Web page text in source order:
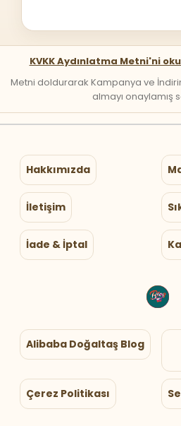
KVKK Aydınlatma Metni'ni
Metni doldurarak Kampanya ve
almayı onaylamış
Hakkımızda
İletişim
İade & İptal
Alibaba Doğaltaş Blog
Çerez Politikası